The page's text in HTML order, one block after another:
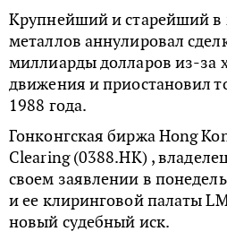
Крупнейший и старейший
металлов аннулировал
миллиарды долларов из-за
движения и приостановил
1988 года.
Гонконгская биржа Hong
Clearing (0388.HK) ,
своем заявлении в
и ее клиринговой палаты
новый судебный иск.